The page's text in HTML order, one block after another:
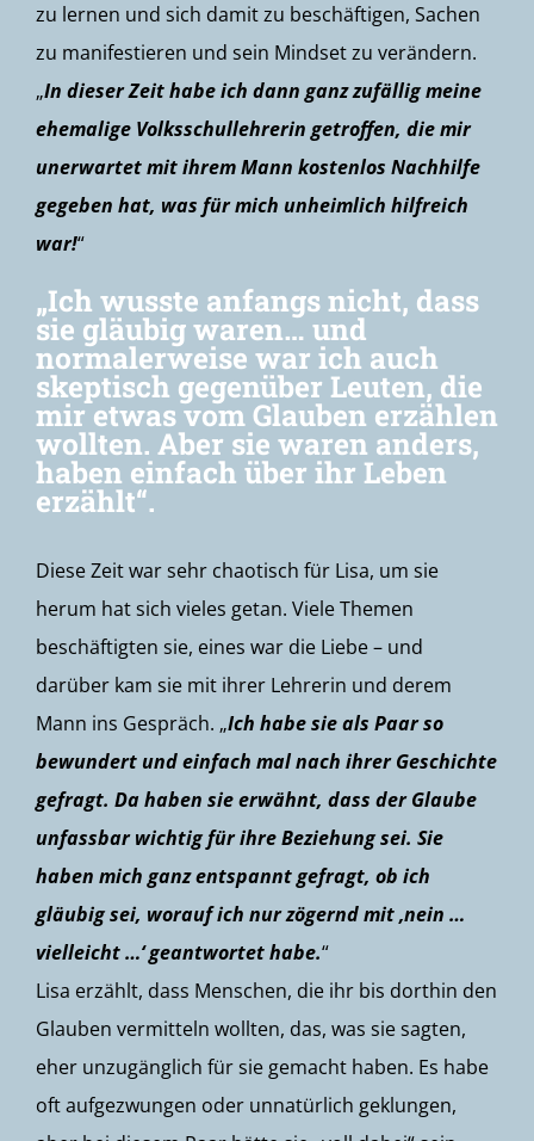
zu lernen und sich damit zu beschäftigen, Sachen
zu manifestieren und sein Mindset zu verändern.
„In dieser Zeit habe ich dann ganz zufällig meine
ehemalige Volksschullehrerin getroffen, die mir
unerwartet mit ihrem Mann kostenlos Nachhilfe
gegeben hat, was für mich unheimlich hilfreich
war!“
„Ich wusste anfangs nicht, dass
sie gläubig waren… und
normalerweise war ich auch
skeptisch gegenüber Leuten, die
mir etwas vom Glauben erzählen
wollten. Aber sie waren anders,
haben einfach über ihr Leben
erzählt“.
Diese Zeit war sehr chaotisch für Lisa, um sie
herum hat sich vieles getan. Viele Themen
beschäftigten sie, eines war die Liebe – und
darüber kam sie mit ihrer Lehrerin und derem
Mann ins Gespräch. „Ich habe sie als Paar so
bewundert und einfach mal nach ihrer Geschichte
gefragt. Da haben sie erwähnt, dass der Glaube
unfassbar wichtig für ihre Beziehung sei. Sie
haben mich ganz entspannt gefragt, ob ich
gläubig sei, worauf ich nur zögernd mit ‚nein …
vielleicht …‘ geantwortet habe.“
Lisa erzählt, dass Menschen, die ihr bis dorthin den
Glauben vermitteln wollten, das, was sie sagten,
eher unzugänglich für sie gemacht haben. Es habe
oft aufgezwungen oder unnatürlich geklungen,